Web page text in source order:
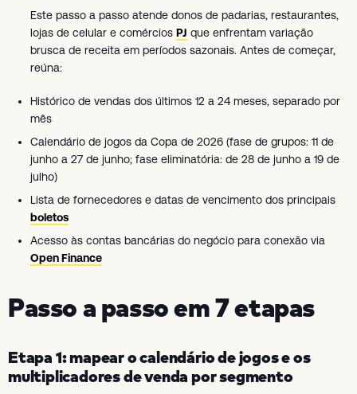
Este passo a passo atende donos de padarias, restaurantes,
lojas de celular e comércios PJ que enfrentam variação
brusca de receita em períodos sazonais. Antes de começar,
reúna:
Histórico de vendas dos últimos 12 a 24 meses, separado por
mês
Calendário de jogos da Copa de 2026 (fase de grupos: 11 de
junho a 27 de junho; fase eliminatória: de 28 de junho a 19 de
julho)
Lista de fornecedores e datas de vencimento dos principais
boletos
Acesso às contas bancárias do negócio para conexão via
Open Finance
Passo a passo em 7 etapas
Etapa 1: mapear o calendário de jogos e os
multiplicadores de venda por segmento